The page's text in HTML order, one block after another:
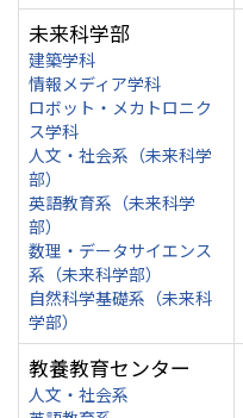
未来科学部
建築学科
情報メディア学科
ロボット・メカトロニク
ス学科
人文・社会系（未来科学
部）
英語教育系（未来科学
部）
数理・データサイエンス
系（未来科学部）
自然科学基礎系（未来科
学部）
教養教育センター
人文・社会系